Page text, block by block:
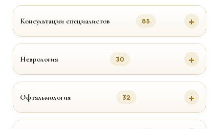
Консультации специалистов 85
Неврология 30
Офтальмология 32